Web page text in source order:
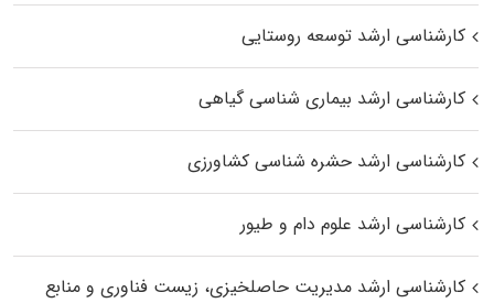
کارشناسی ارشد توسعه روستایی
کارشناسی ارشد بیماری‌ شناسی گیاهی
کارشناسی ارشد حشره‌ شناسی کشاورزی
کارشناسی ارشد علوم دام و طیور
کارشناسی ارشد مدیریت حاصلخیزی، زیست فناوری و منابع